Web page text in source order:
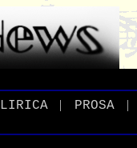
LIRICA | PROSA_ |